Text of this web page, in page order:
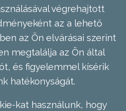
végrehajtott
az a lehető
az Ön elvárásai szerint
megtalálja az Ön által
és figyelemmel kísérik
hatékonyságát.
kat használunk, hogy